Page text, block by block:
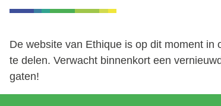
De website van Ethique is op dit moment
te delen. Verwacht binnenkort een
gaten!